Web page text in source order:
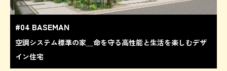
#04 BASEMAN
空調システム標準の家＿命を守る高性能と生活を楽しむデザ
イン住宅